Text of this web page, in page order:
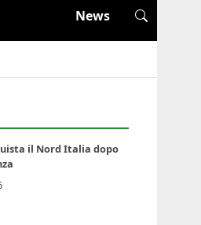
News
il Nord Italia dopo